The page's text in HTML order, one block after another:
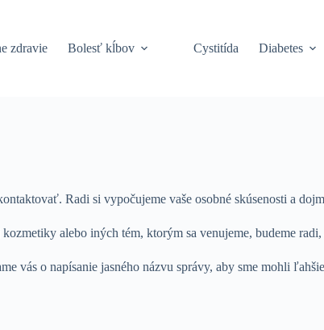
zdravie Bolesť kĺbov Cystitída Diabetes
Radi si vypočujeme vaše osobné skúsenosti a
alebo iných tém, ktorým sa venujeme, budeme
vás o napísanie jasného názvu správy, aby sme mohli